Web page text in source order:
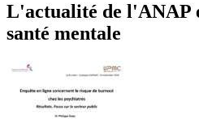
L'actualité de l'ANAP
santé mentale